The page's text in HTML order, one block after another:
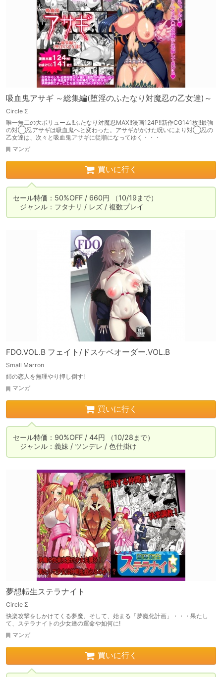
吸血鬼アサギ ～総集編(堕淫のふたなり対魔忍の乙女達)～
Circle Σ
唯一無二の大ボリューム!!ふたなり対魔忍MAX!!漫画124P!!新作CG141枚!!最強
の対◯忍アサギは吸血鬼へと変わった。アサギがかけた呪いにより対◯忍の
乙女達は、次々と吸血鬼アサギに従順になってゆく・・・
マンガ
買いに行く
セール特価：50%OFF / 660円 （10/19まで）
ジャンル：フタナリ / レズ / 複数プレイ
FDO.VOL.B フェイト/ドスケベオーダー.VOL.B
Small Marron
姉の恋人を無理やり押し倒す!
マンガ
買いに行く
セール特価：90%OFF / 44円 （10/28まで）
ジャンル：義妹 / ツンデレ / 色仕掛け
夢想転生ステラナイト
Circle Σ
快楽攻撃をしかけてくる夢魔、そして、始まる「夢魔化計画」・・・果たし
て、ステラナイトの少女達の運命や如何に!
マンガ
買いに行く